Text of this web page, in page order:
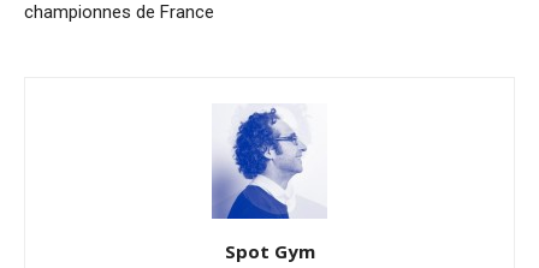
championnes de France
Spot Gym